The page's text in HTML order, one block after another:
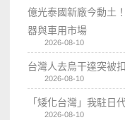
億光泰國新廠今動土
器與車用市場
2026-08-10
台灣人去烏干達突被
2026-08-10
「矮化台灣」我駐日
2026-08-10